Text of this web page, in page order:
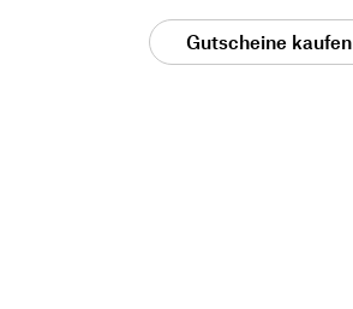
Gutscheine kaufen